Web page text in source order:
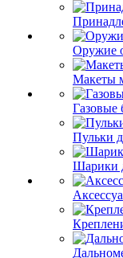
Оружие
Макеты
Газовые
Пульки
Шарики